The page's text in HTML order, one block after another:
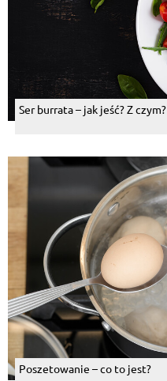
Ser burrata – jak jeść? Z czym?
Poszetowanie – co to jest?